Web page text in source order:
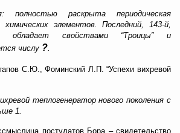
полностью раскрыта периодическая
химических элементов. Последний, 143-й,
обладает свойствами “Троицы” и
числу ?.
С.Ю., Фоминский Л.П. “Успехи вихревой
теплогенератор нового поколения с
1.
постулатов Бора – свидетельство